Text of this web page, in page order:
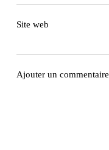
Site web
Ajouter un commentaire